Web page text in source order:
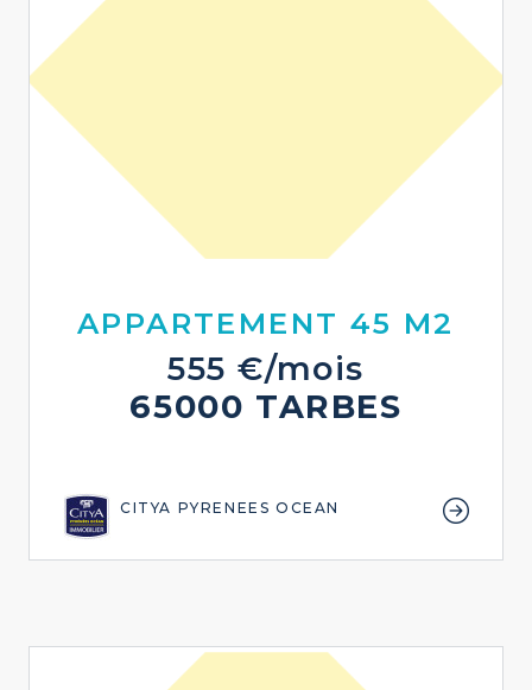
APPARTEMENT 45 M2
555 €/mois
65000 TARBES
CITYA PYRENEES OCEAN